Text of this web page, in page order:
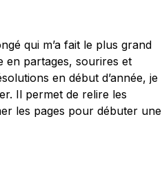
qui m’a fait le plus grand
en partages, sourires et
en début d’année, je
Il permet de relire les
les pages pour débuter une